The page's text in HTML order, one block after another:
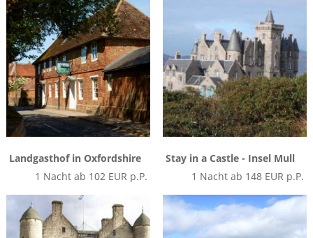
Landgasthof in Oxfordshire
1 Nacht ab 102 EUR p.P.
Stay in a Castle - Insel Mull
1 Nacht ab 148 EUR p.P.